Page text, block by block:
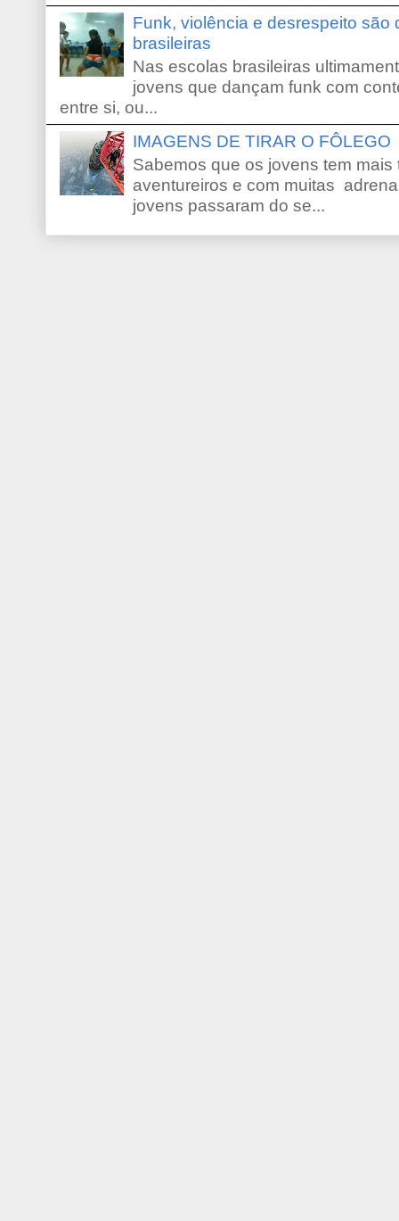
Funk, violência e desrespeito são
brasileiras
Nas escolas brasileiras
jovens que dançam funk com
entre si, ou...
IMAGENS DE TIRAR O FÔLEGO
Sabemos que os jovens tem
aventureiros e com muitas
jovens passaram do se...